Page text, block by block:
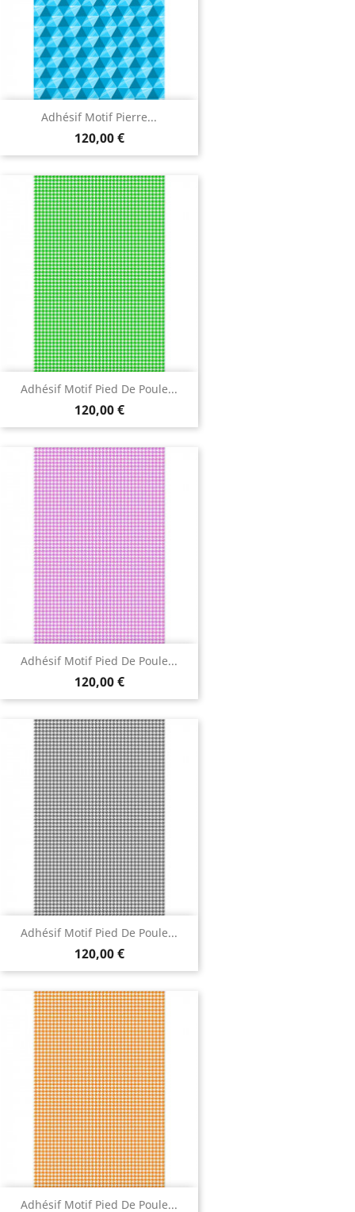
Adhésif Motif Pierre...
120,00 €
Adhésif Motif Pied De Poule...
120,00 €
Adhésif Motif Pied De Poule...
120,00 €
Adhésif Motif Pied De Poule...
120,00 €
Adhésif Motif Pied De Poule...